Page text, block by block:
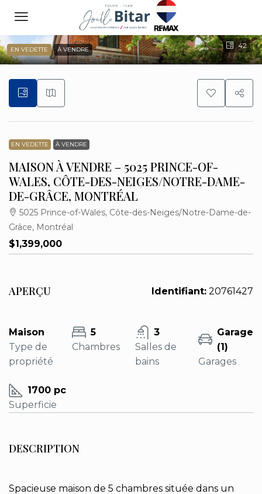
42
EN VEDETTE À VENDRE
EN VEDETTE À VENDRE
MAISON À VENDRE – 5025 PRINCE-OF-
WALES, CÔTE-DES-NEIGES/NOTRE-DAME-
DE-GRÂCE, MONTRÉAL
5025 Prince-of-Wales, Côte-des-Neiges/Notre-Dame-de-
Grâce, Montréal
$1,399,000
APERÇU Identifiant: 20761427
Maison
Type de
propriété
5
Chambres
3
Salles de
bains
Garage
(1)
Garages
1700 pc
Superficie
DESCRIPTION
Spacieuse maison de 5 chambres située dans un